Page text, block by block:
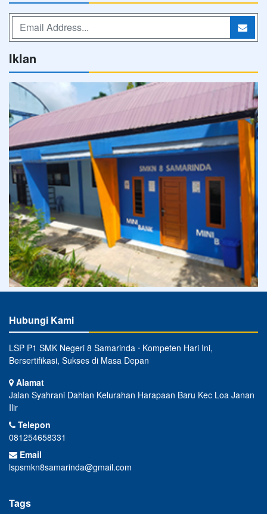
Iklan
Hubungi Kami
LSP P1 SMK Negeri 8 Samarinda ⋅ Kompeten Hari Ini,
Bersertifikasi, Sukses di Masa Depan
Alamat
Jalan Syahrani Dahlan Kelurahan Harapaan Baru Kec Loa Janan
Ilir
Telepon
081254658331
Email
lspsmkn8samarinda@gmail.com
Tags